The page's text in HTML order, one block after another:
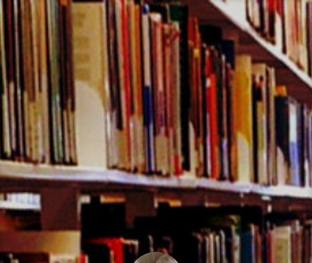
コ
ン
テ
ン
ツ
へ
ス
キ
ッ
プ